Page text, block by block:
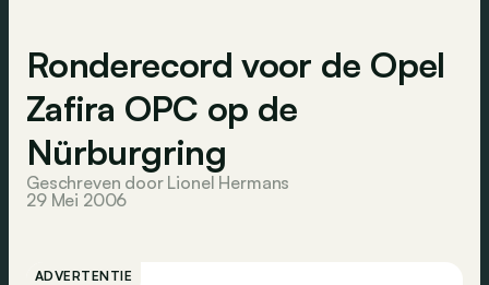
Ronderecord voor de Opel
Zafira OPC op de
Nürburgring
Geschreven door Lionel Hermans
29 Mei 2006
ADVERTENTIE